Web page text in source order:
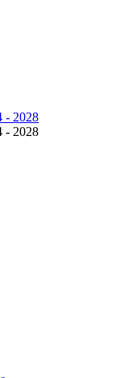
- 2028
- 2028